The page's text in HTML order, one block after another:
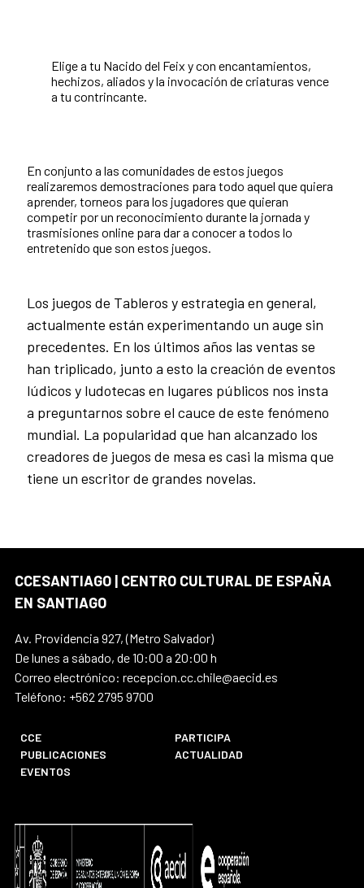
Elige a tu Nacido del Feix y con encantamientos,
hechizos, aliados y la invocación de criaturas vence
a tu contrincante.
En conjunto a las comunidades de estos juegos
realizaremos demostraciones para todo aquel que quiera
aprender, torneos para los jugadores que quieran
competir por un reconocimiento durante la jornada y
trasmisiones online para dar a conocer a todos lo
entretenido que son estos juegos.
Los juegos de Tableros y estrategia en general,
actualmente están experimentando un auge sin
precedentes. En los últimos años las ventas se
han triplicado, junto a esto la creación de eventos
lúdicos y ludotecas en lugares públicos nos insta
a preguntarnos sobre el cauce de este fenómeno
mundial. La popularidad que han alcanzado los
creadores de juegos de mesa es casi la misma que
tiene un escritor de grandes novelas.
CCESANTIAGO | CENTRO CULTURAL DE ESPAÑA
EN SANTIAGO
Av. Providencia 927, (Metro Salvador)
De lunes a sábado, de 10:00 a 20:00 h
Correo electrónico: recepcion.cc.chile@aecid.es
Teléfono: +562 2795 9700
CCE
PARTICIPA
PUBLICACIONES
ACTUALIDAD
EVENTOS